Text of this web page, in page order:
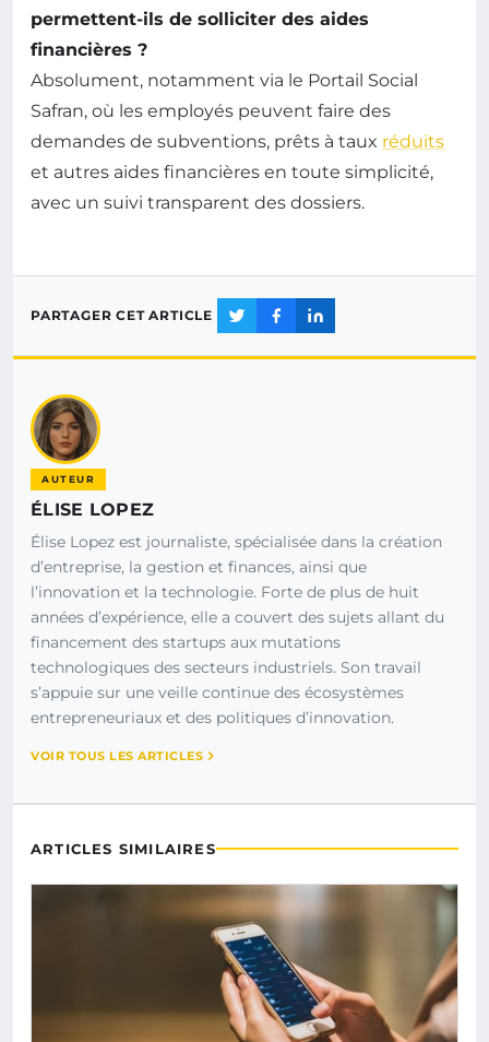
permettent-ils de solliciter des aides
financières ?
Absolument, notamment via le Portail Social
Safran, où les employés peuvent faire des
demandes de subventions, prêts à taux réduits
et autres aides financières en toute simplicité,
avec un suivi transparent des dossiers.
PARTAGER CET ARTICLE
AUTEUR
ÉLISE LOPEZ
Élise Lopez est journaliste, spécialisée dans la création
d’entreprise, la gestion et finances, ainsi que
l’innovation et la technologie. Forte de plus de huit
années d’expérience, elle a couvert des sujets allant du
financement des startups aux mutations
technologiques des secteurs industriels. Son travail
s’appuie sur une veille continue des écosystèmes
entrepreneuriaux et des politiques d’innovation.
VOIR TOUS LES ARTICLES
ARTICLES SIMILAIRES